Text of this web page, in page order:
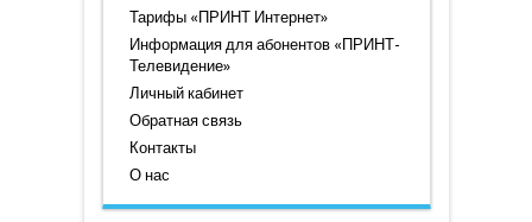
Тарифы «ПРИНТ Интернет»
Информация для абонентов «ПРИНТ-
Телевидение»
Личный кабинет
Обратная связь
Контакты
О нас